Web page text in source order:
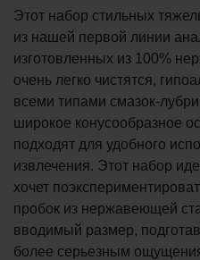
Этот набор стильных
из нашей первой линии
изготовленных из 100%
очень легко чистятся,
всеми типами смазок-
широкое конусообразное
подходят для удобного
извлечения. Этот набор
хочет
пробок из нержавеющей
вводимый размер,
более серьезным